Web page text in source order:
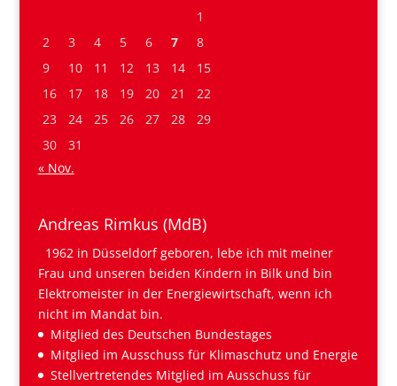
1
2
3 4 5 6 7
8
9
10 11 12 13 14
15
16
17 18 19 20 21
22
23
24 25 26 27 28
29
30
31
« Nov.
Andreas Rimkus (MdB)
1962 in Düsseldorf geboren, lebe ich mit meiner
Frau und unseren beiden Kindern in Bilk und bin
Elektromeister in der Energiewirtschaft, wenn ich
nicht im Mandat bin.
Mitglied des Deutschen Bundestages
Mitglied im Ausschuss für Klimaschutz und Energie
Stellvertretendes Mitglied im Ausschuss für